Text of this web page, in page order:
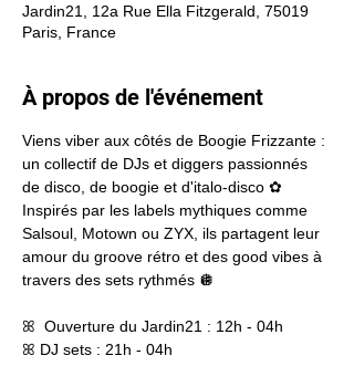
Jardin21, 12a Rue Ella Fitzgerald, 75019
Paris, France
À propos de l'événement
Viens viber aux côtés de Boogie Frizzante :
un collectif de DJs et diggers passionnés
de disco, de boogie et d'italo-disco ✿
Inspirés par les labels mythiques comme
Salsoul, Motown ou ZYX, ils partagent leur
amour du groove rétro et des good vibes à
travers des sets rythmés 🪩
ꕤ  Ouverture du Jardin21 : 12h - 04h
ꕤ DJ sets : 21h - 04h